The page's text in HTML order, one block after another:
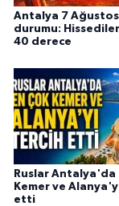
Antalya 7
durumu: Hissedilen
40 derece
Ruslar Antalya'da
Kemer ve
etti